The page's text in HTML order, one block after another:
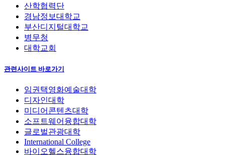
산학협력단
경남정보대학교
부산디지털대학교
병무청
대학교회
관련사이트 바로가기
임권택영화예술대학
디자인대학
미디어콘텐츠대학
소프트웨어융합대학
글로벌관광대학
International College
바이오헬스융합대학